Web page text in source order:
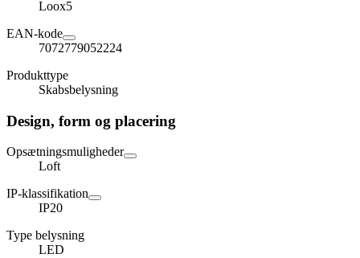
Loox5
EAN-kode
7072779052224
Produkttype
Skabsbelysning
Design, form og placering
Opsætningsmuligheder
Loft
IP-klassifikation
IP20
Type belysning
LED